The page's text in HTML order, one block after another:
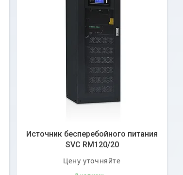
Источник бесперебойного питания
SVC RM120/20
Цену уточняйте